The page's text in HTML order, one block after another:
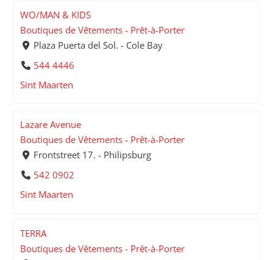
WO/MAN & KIDS
Boutiques de Vêtements - Prêt-à-Porter
Plaza Puerta del Sol. - Cole Bay
544 4446
Sint Maarten
Lazare Avenue
Boutiques de Vêtements - Prêt-à-Porter
Frontstreet 17. - Philipsburg
542 0902
Sint Maarten
TERRA
Boutiques de Vêtements - Prêt-à-Porter